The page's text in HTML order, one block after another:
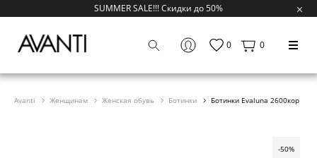
SUMMER SALE!!! Скидки до 50%
0 0
Avanti Женщинам Женская обувь Ботинки Ботинки Evaluna 2600кор
-50%